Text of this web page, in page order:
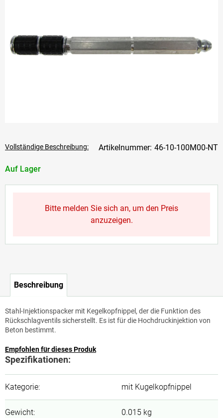
Auf Lager
Vollständige Beschreibung: 46-10-100M00-NT
Bitte melden Sie sich an, um den Preis
anzuzeigen.
Beschreibung
Stahl-Injektionspacker mit Kegelkopfnippel, der die Funktion des
Rückschlagventils sicherstellt. Es ist für die Hochdruckinjektion von
Beton bestimmt.
Empfohlen für dieses Produk
Spezifikationen:
Kategorie: mit Kugelkopfnippel
Gewicht: 0.015 kg